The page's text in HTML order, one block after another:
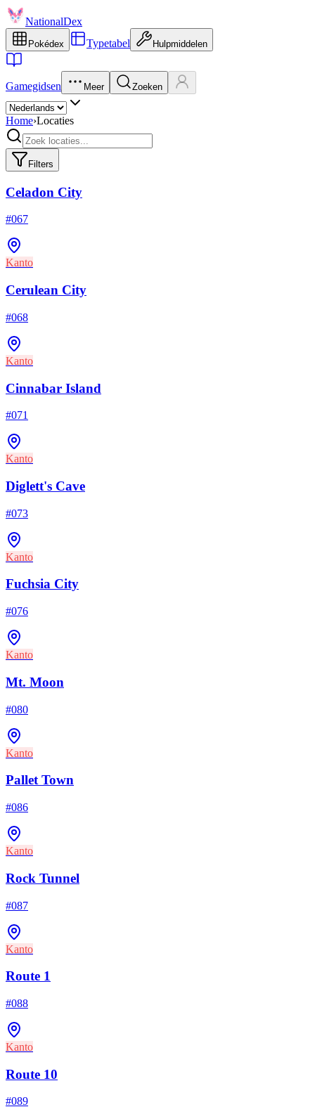
NationalDex
Pokédex Typetabel Hulpmiddelen
Gamegidsen Meer Zoeken
Home›Locaties
Filters
Celadon City
#067
Kanto
Cerulean City
#068
Kanto
Cinnabar Island
#071
Kanto
Diglett's Cave
#073
Kanto
Fuchsia City
#076
Kanto
Mt. Moon
#080
Kanto
Pallet Town
#086
Kanto
Rock Tunnel
#087
Kanto
Route 1
#088
Kanto
Route 10
#089